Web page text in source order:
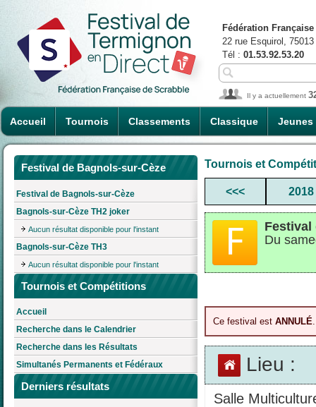
Accueil Tournois Classements Classique Jeunes
Fédération
22 rue Esquirol,
Tél : 01.53.92.53.20
Il y a actuellement
Festival de Bagnols-sur-Cèze
Festival de Bagnols-sur-Cèze
Bagnols-sur-Cèze TH2 joker
Aucun résultat disponible pour l'instant
Bagnols-sur-Cèze TH3
Aucun résultat disponible pour l'instant
Tournois et Compétitions
Accueil
Recherche dans le Calendrier
Recherche dans les Résultats
Simultanés Permanents et Fédéraux
Derniers résultats
Tournois et
<<< 2018
Festival
Du
Ce festival est ANNULÉ
Lieu :
Salle